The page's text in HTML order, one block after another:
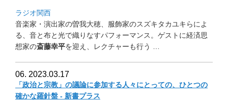
ラジオ関西
音楽家・演出家の曽我大穂、服飾家のスズキタカユキらによ
る、 音と布と光で織りなすパフォーマンス。ゲストに経済思
想家の斎藤幸平を迎え、レクチャーも行う …
06. 2023.03.17
「政治と宗教」の議論に参加する人々にとっての、 ひとつの
確かな羅針盤 - 新書プラス